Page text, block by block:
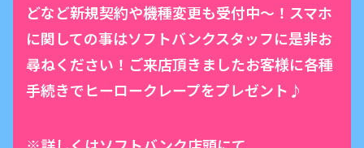
どなど新規契約や機種変更も受付中〜！スマホ
に関しての事はソフトバンクスタッフに是非お
尋ねください！ご来店頂きましたお客様に各種
手続きでヒーロークレープをプレゼント♪